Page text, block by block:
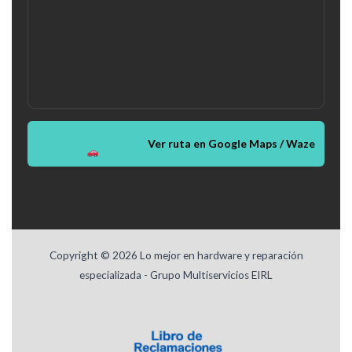
Ver ruta en Google Maps / Waze
Copyright © 2026 Lo mejor en hardware y reparación
especializada - Grupo Multiservicios EIRL